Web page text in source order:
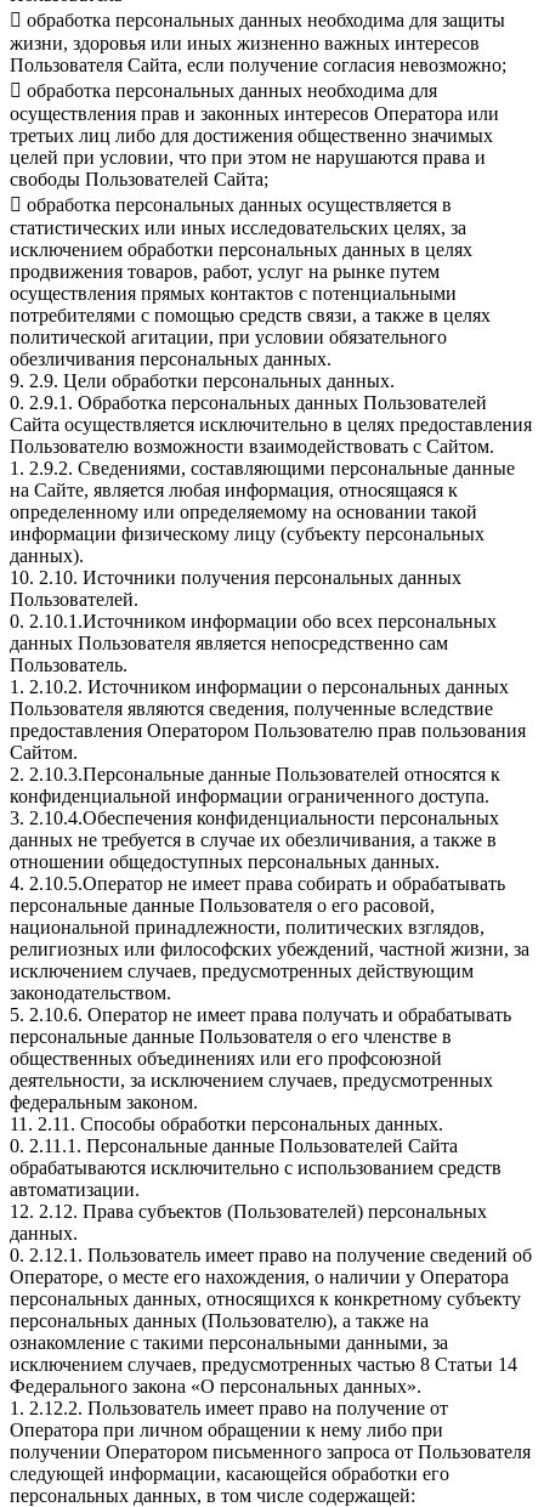
 обработка персональных данных необходима для защиты
жизни, здоровья или иных жизненно важных интересов
Пользователя Сайта, если получение согласия невозможно;
 обработка персональных данных необходима для
осуществления прав и законных интересов Оператора или
третьих лиц либо для достижения общественно значимых
целей при условии, что при этом не нарушаются права и
свободы Пользователей Сайта;
 обработка персональных данных осуществляется в
статистических или иных исследовательских целях, за
исключением обработки персональных данных в целях
продвижения товаров, работ, услуг на рынке путем
осуществления прямых контактов с потенциальными
потребителями с помощью средств связи, а также в целях
политической агитации, при условии обязательного
обезличивания персональных данных.
9. 2.9. Цели обработки персональных данных.
0. 2.9.1. Обработка персональных данных Пользователей
Сайта осуществляется исключительно в целях предоставления
Пользователю возможности взаимодействовать с Сайтом.
1. 2.9.2. Сведениями, составляющими персональные данные
на Сайте, является любая информация, относящаяся к
определенному или определяемому на основании такой
информации физическому лицу (субъекту персональных
данных).
10. 2.10. Источники получения персональных данных
Пользователей.
0. 2.10.1.Источником информации обо всех персональных
данных Пользователя является непосредственно сам
Пользователь.
1. 2.10.2. Источником информации о персональных данных
Пользователя являются сведения, полученные вследствие
предоставления Оператором Пользователю прав пользования
Сайтом.
2. 2.10.3.Персональные данные Пользователей относятся к
конфиденциальной информации ограниченного доступа.
3. 2.10.4.Обеспечения конфиденциальности персональных
данных не требуется в случае их обезличивания, а также в
отношении общедоступных персональных данных.
4. 2.10.5.Оператор не имеет права собирать и обрабатывать
персональные данные Пользователя о его расовой,
национальной принадлежности, политических взглядов,
религиозных или философских убеждений, частной жизни, за
исключением случаев, предусмотренных действующим
законодательством.
5. 2.10.6. Оператор не имеет права получать и обрабатывать
персональные данные Пользователя о его членстве в
общественных объединениях или его профсоюзной
деятельности, за исключением случаев, предусмотренных
федеральным законом.
11. 2.11. Способы обработки персональных данных.
0. 2.11.1. Персональные данные Пользователей Сайта
обрабатываются исключительно с использованием средств
автоматизации.
12. 2.12. Права субъектов (Пользователей) персональных
данных.
0. 2.12.1. Пользователь имеет право на получение сведений об
Операторе, о месте его нахождения, о наличии у Оператора
персональных данных, относящихся к конкретному субъекту
персональных данных (Пользователю), а также на
ознакомление с такими персональными данными, за
исключением случаев, предусмотренных частью 8 Статьи 14
Федерального закона «О персональных данных».
1. 2.12.2. Пользователь имеет право на получение от
Оператора при личном обращении к нему либо при
получении Оператором письменного запроса от Пользователя
следующей информации, касающейся обработки его
персональных данных, в том числе содержащей: